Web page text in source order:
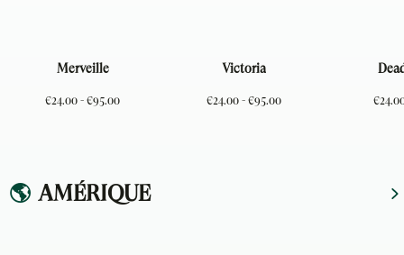
Merveille
€24.00 - €95.00
Victoria
€24.00 - €95.00
🌎 AMÉRIQUE